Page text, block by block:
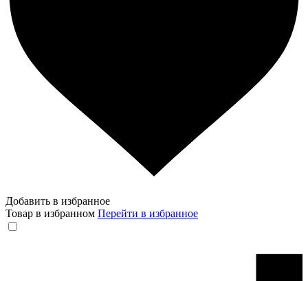
Добавить в избранное
Товар в избранном Перейти в избранное